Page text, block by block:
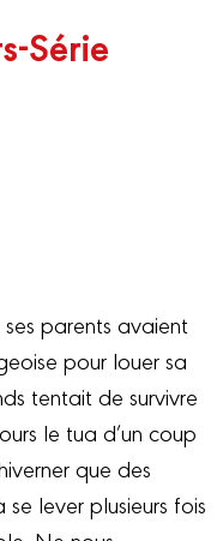
Série
parents avaient
pour louer sa
tentait de survivre
le tua d’un coup
que des
lever plusieurs fois